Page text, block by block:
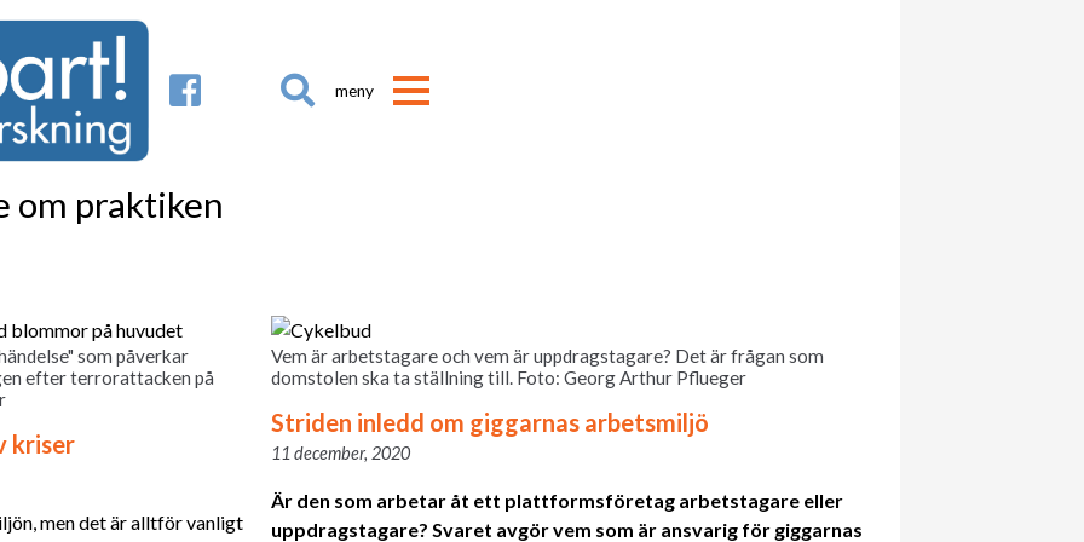

om praktiken
som påverkar
efter terrorattacken på
kriser
men det är alltför vanligt
Vem är arbetstagare och vem är uppdragstagare? Det är frågan som
domstolen ska ta ställning till. Foto: Georg Arthur Pflueger
Striden inledd om giggarnas arbetsmiljö
11 december, 2020
Är den som arbetar åt ett plattformsföretag arbetstagare eller
uppdragstagare? Svaret avgör vem som är ansvarig för giggarnas